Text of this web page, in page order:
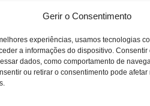
Gerir o Consentimento
experiências, usamos tecnologias
a informações do dispositivo.
dados, como comportamento de
ou retirar o consentimento pode
Numérico. Copyright © AUTO
NIPC: 515244902. Todos os
direitos reservados.